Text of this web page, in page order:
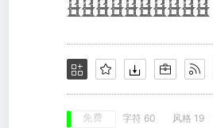
免费 字符 60 风格 19